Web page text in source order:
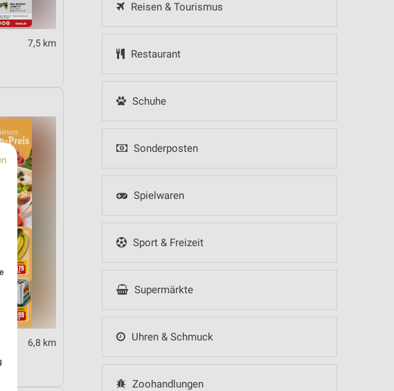
Reisen & Tourismus
Restaurant
Schuhe
Sonderposten
Spielwaren
Sport & Freizeit
Supermärkte
Uhren & Schmuck
Zoohandlungen
7,5 km
6,8 km